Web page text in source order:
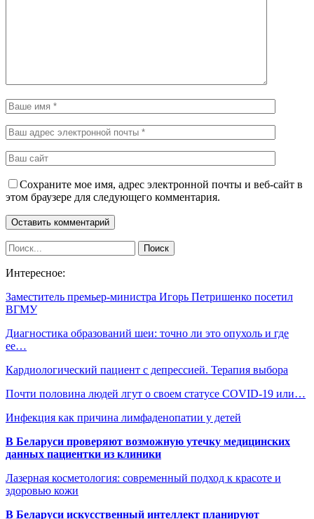
Сохраните мое имя, адрес электронной почты и веб-сайт в
этом браузере для следующего комментария.
Интересное:
Заместитель премьер-министра Игорь Петришенко посетил
ВГМУ
Диагностика образований шеи: точно ли это опухоль и где
ее…
Кардиологический пациент с депрессией. Терапия выбора
Почти половина людей лгут о своем статусе COVID-19 или…
Инфекция как причина лимфаденопатии у детей
В Беларуси проверяют возможную утечку медицинских
данных пациентки из клиники
Лазерная косметология: современный подход к красоте и
здоровью кожи
В Беларуси искусственный интеллект планируют